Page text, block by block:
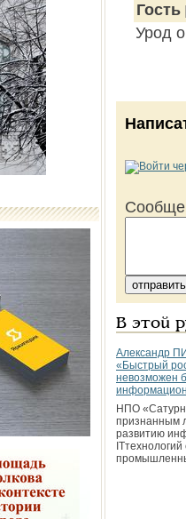
Гость
Урод
В этой
Александр
«Быстрый
невозможен
НПО
признанным
развитию